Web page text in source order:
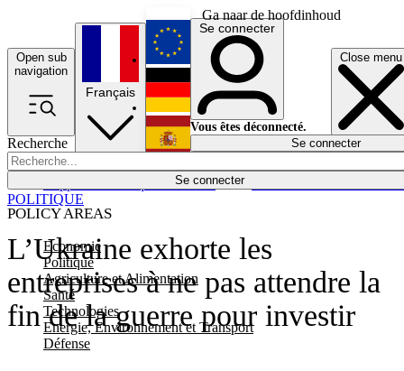
Ga naar de hoofdinhoud
Open sub
navigation
Close menu
Recherche
Se connecter
POLICY AREAS
Economie
Politique
Agriculture et Alimentation
Santé
Technologies
Energie, Environnement et Transport
Défense
Économie
Français
English
Deutsch
Español
Se connecter
Vous êtes déconnecté.
Se connecter
L’Ukraine exhorte les
entreprises à ne pas attendre la
fin de la guerre pour investir
POLITIQUE